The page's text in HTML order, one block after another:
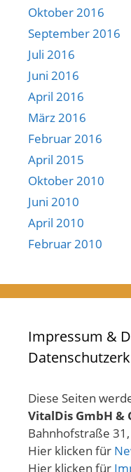
Oktober 2016
September 2016
Juli 2016
Juni 2016
April 2016
März 2016
Februar 2016
April 2015
Oktober 2010
Juni 2010
April 2010
Februar 2010
Impressum &
Diese Seiten
VitalDis GmbH &
Bahnhofstraße
Hier klicken für
Hier klicken für